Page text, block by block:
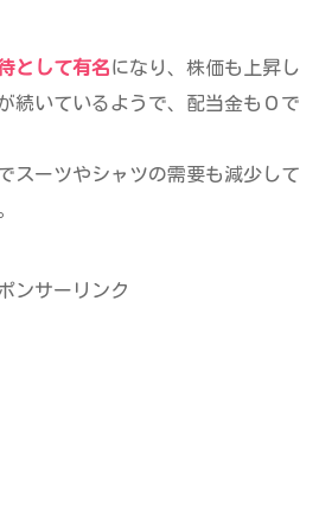
として有名になり、株価も上昇し
続いているようで、配当金も０で
スーツやシャツの需要も減少して
ンサーリンク